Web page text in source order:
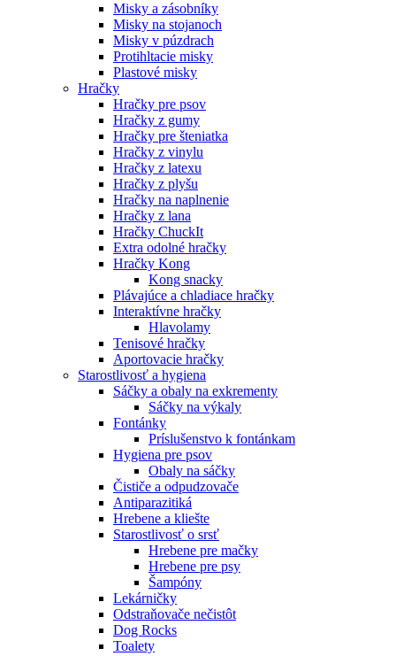
Misky a zásobníky
Misky na stojanoch
Misky v púzdrach
Protihltacie misky
Plastové misky
Hračky
Hračky pre psov
Hračky z gumy
Hračky pre šteniatka
Hračky z vinylu
Hračky z latexu
Hračky z plyšu
Hračky na naplnenie
Hračky z lana
Hračky ChuckIt
Extra odolné hračky
Hračky Kong
Kong snacky
Plávajúce a chladiace hračky
Interaktívne hračky
Hlavolamy
Tenisové hračky
Aportovacie hračky
Starostlivosť a hygiena
Sáčky a obaly na exkrementy
Sáčky na výkaly
Fontánky
Príslušenstvo k fontánkam
Hygiena pre psov
Obaly na sáčky
Čističe a odpudzovače
Antiparazitiká
Hrebene a kliešte
Starostlivosť o srsť
Hrebene pre mačky
Hrebene pre psy
Šampóny
Lekárničky
Odstraňovače nečistôt
Dog Rocks
Toalety